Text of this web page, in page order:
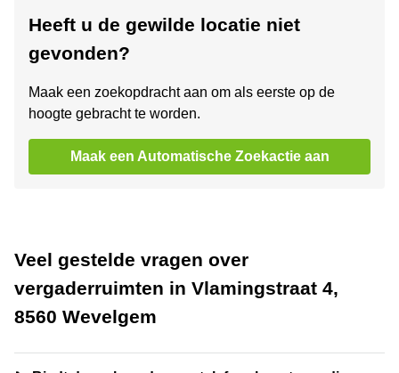
Heeft u de gewilde locatie niet
gevonden?
Maak een zoekopdracht aan om als eerste op de
hoogte gebracht te worden.
Maak een Automatische Zoekactie aan
Veel gestelde vragen over
vergaderruimten in Vlamingstraat 4,
8560 Wevelgem